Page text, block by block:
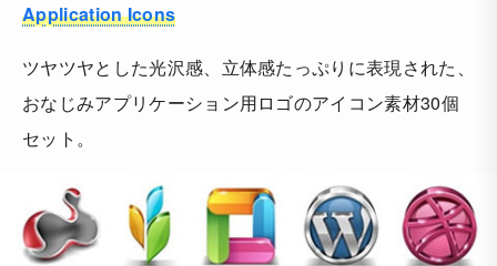
Application Icons
ツヤツヤとした光沢感、立体感たっぷりに表現された、
おなじみアプリケーション用ロゴのアイコン素材30個
セット。